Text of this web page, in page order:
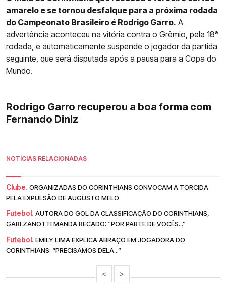
amarelo e se tornou desfalque para a próxima rodada
do Campeonato Brasileiro é Rodrigo Garro. A
advertência aconteceu na vitória contra o Grêmio, pela 18ª
rodada, e automaticamente suspende o jogador da partida
seguinte, que será disputada após a pausa para a Copa do
Mundo.
Rodrigo Garro recuperou a boa forma com
Fernando Diniz
NOTÍCIAS RELACIONADAS
Clube. ORGANIZADAS DO CORINTHIANS CONVOCAM A TORCIDA
PELA EXPULSÃO DE AUGUSTO MELO
Futebol. AUTORA DO GOL DA CLASSIFICAÇÃO DO CORINTHIANS,
GABI ZANOTTI MANDA RECADO: “POR PARTE DE VOCÊS...”
Futebol. EMILY LIMA EXPLICA ABRAÇO EM JOGADORA DO
CORINTHIANS: “PRECISAMOS DELA...”
< >